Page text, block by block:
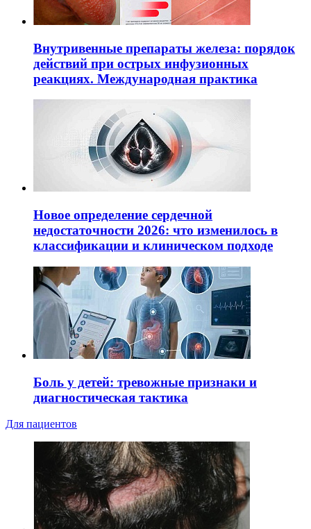
Внутривенные препараты железа: порядок
действий при острых инфузионных
реакциях. Международная практика
Новое определение сердечной
недостаточности 2026: что изменилось в
классификации и клиническом подходе
Боль у детей: тревожные признаки и
диагностическая тактика
Для пациентов